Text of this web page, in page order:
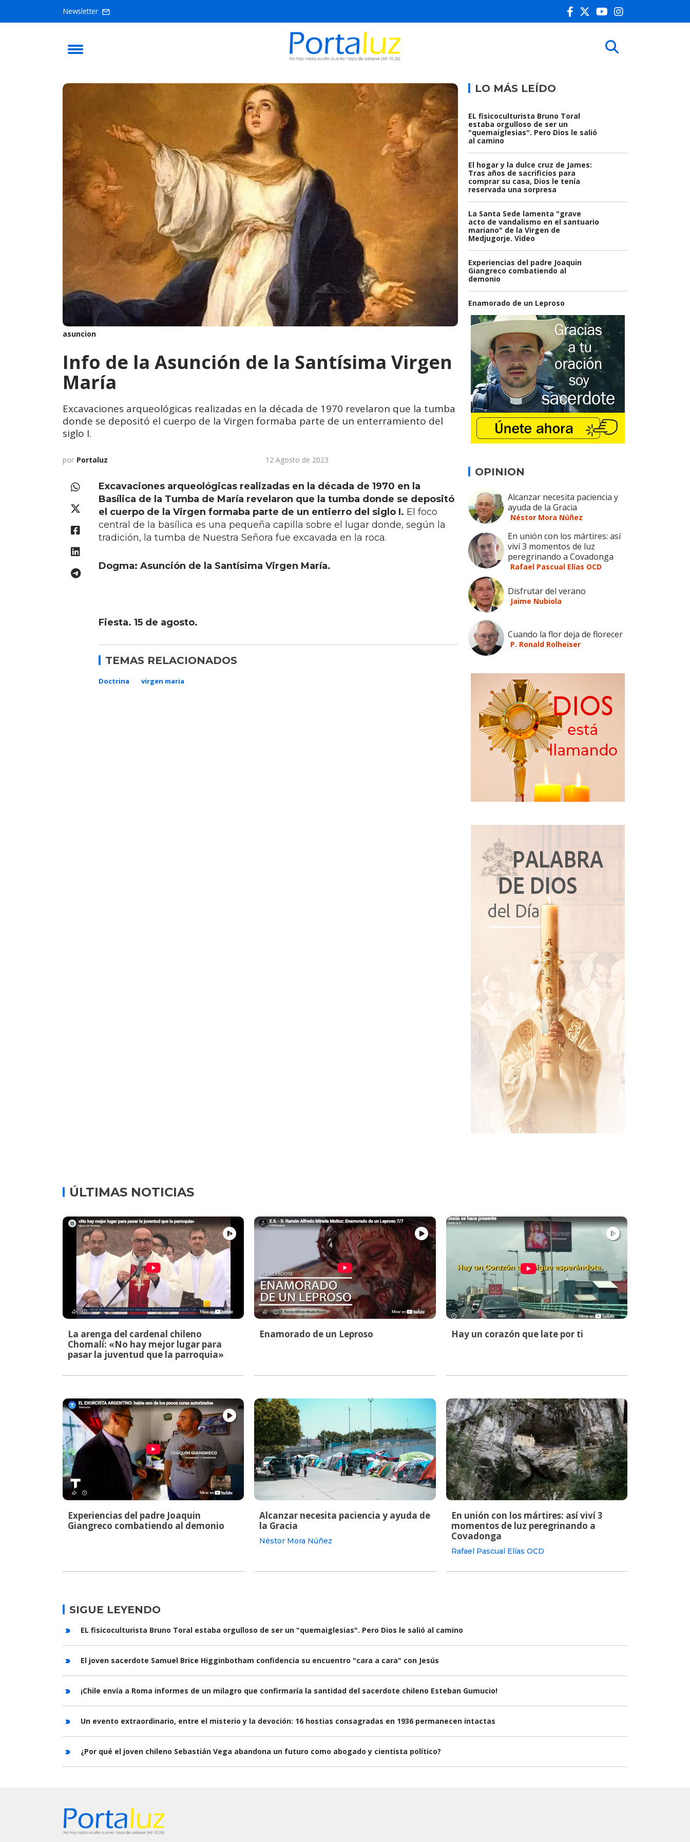
Newsletter
asuncion
Info de la Asunción de la Santísima Virgen
María
Excavaciones arqueológicas realizadas en la década de 1970 revelaron que la tumba
donde se depositó el cuerpo de la Virgen formaba parte de un enterramiento del
siglo I.
por Portaluz 12 Agosto de 2023
Excavaciones arqueológicas realizadas en la década de 1970 en la
Basílica de la Tumba de María revelaron que la tumba donde se depositó
el cuerpo de la Virgen formaba parte de un entierro del siglo I. El foco
central de la basílica es una pequeña capilla sobre el lugar donde, según la
tradición, la tumba de Nuestra Señora fue excavada en la roca.
Dogma: Asunción de la Santísima Virgen María.
Fiesta. 15 de agosto.
TEMAS RELACIONADOS
Doctrina virgen maria
LO MÁS LEÍDO
EL fisicoculturista Bruno Toral
estaba orgulloso de ser un
"quemaiglesias". Pero Dios le salió
al camino
El hogar y la dulce cruz de James:
Tras años de sacrificios para
comprar su casa, Dios le tenía
reservada una sorpresa
La Santa Sede lamenta "grave
acto de vandalismo en el santuario
mariano" de la Virgen de
Medjugorje. Video
Experiencias del padre Joaquin
Giangreco combatiendo al
demonio
Enamorado de un Leproso
OPINION
Alcanzar necesita paciencia y
ayuda de la Gracia
Néstor Mora Núñez
En unión con los mártires: así
viví 3 momentos de luz
peregrinando a Covadonga
Rafael Pascual Elías OCD
Disfrutar del verano
Jaime Nubiola
Cuando la flor deja de florecer
P. Ronald Rolheiser
ÚLTIMAS NOTICIAS
La arenga del cardenal chileno
Chomalí: «No hay mejor lugar para
pasar la juventud que la parroquia»
Enamorado de un Leproso Hay un corazón que late por ti
Experiencias del padre Joaquin
Giangreco combatiendo al demonio
Alcanzar necesita paciencia y ayuda de
la Gracia
Néstor Mora Núñez
En unión con los mártires: así viví 3
momentos de luz peregrinando a
Covadonga
Rafael Pascual Elías OCD
SIGUE LEYENDO
EL fisicoculturista Bruno Toral estaba orgulloso de ser un "quemaiglesias". Pero Dios le salió al camino
El joven sacerdote Samuel Brice Higginbotham confidencia su encuentro "cara a cara" con Jesús
¡Chile envía a Roma informes de un milagro que confirmaría la santidad del sacerdote chileno Esteban Gumucio!
Un evento extraordinario, entre el misterio y la devoción: 16 hostias consagradas en 1936 permanecen intactas
¿Por qué el joven chileno Sebastián Vega abandona un futuro como abogado y cientista político?